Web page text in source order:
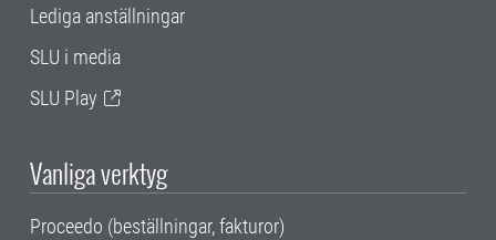
Lediga anställningar
SLU i media
SLU Play
Vanliga verktyg
Proceedo (beställningar, fakturor)